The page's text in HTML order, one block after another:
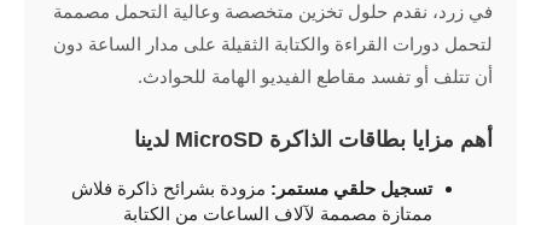
في زرد، نقدم حلول تخزين متخصصة وعالية التحمل مصممة
لتحمل دورات القراءة والكتابة الثقيلة على مدار الساعة دون
أن تتلف أو تفسد مقاطع الفيديو الهامة للحوادث.
أهم مزايا بطاقات الذاكرة MicroSD لدينا
تسجيل حلقي مستمر: مزودة بشرائح ذاكرة فلاش
ممتازة مصممة لآلاف الساعات من الكتابة